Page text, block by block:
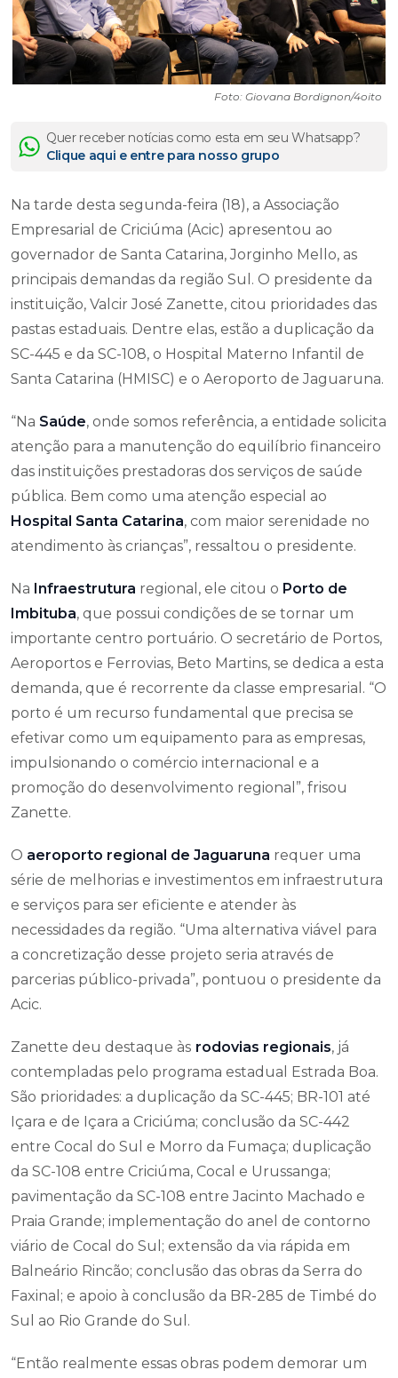
Foto: Giovana Bordignon/4oito
Quer receber notícias como esta em seu Whatsapp?
Clique aqui e entre para nosso grupo
Na tarde desta segunda-feira (18), a Associação
Empresarial de Criciúma (Acic) apresentou ao
governador de Santa Catarina, Jorginho Mello, as
principais demandas da região Sul. O presidente da
instituição, Valcir José Zanette, citou prioridades das
pastas estaduais. Dentre elas, estão a duplicação da
SC-445 e da SC-108, o Hospital Materno Infantil de
Santa Catarina (HMISC) e o Aeroporto de Jaguaruna.
“Na Saúde, onde somos referência, a entidade solicita
atenção para a manutenção do equilíbrio financeiro
das instituições prestadoras dos serviços de saúde
pública. Bem como uma atenção especial ao
Hospital Santa Catarina, com maior serenidade no
atendimento às crianças”, ressaltou o presidente.
Na Infraestrutura regional, ele citou o Porto de
Imbituba, que possui condições de se tornar um
importante centro portuário. O secretário de Portos,
Aeroportos e Ferrovias, Beto Martins, se dedica a esta
demanda, que é recorrente da classe empresarial. “O
porto é um recurso fundamental que precisa se
efetivar como um equipamento para as empresas,
impulsionando o comércio internacional e a
promoção do desenvolvimento regional”, frisou
Zanette.
O aeroporto regional de Jaguaruna requer uma
série de melhorias e investimentos em infraestrutura
e serviços para ser eficiente e atender às
necessidades da região. “Uma alternativa viável para
a concretização desse projeto seria através de
parcerias público-privada”, pontuou o presidente da
Acic.
Zanette deu destaque às rodovias regionais, já
contempladas pelo programa estadual Estrada Boa.
São prioridades: a duplicação da SC-445; BR-101 até
Içara e de Içara a Criciúma; conclusão da SC-442
entre Cocal do Sul e Morro da Fumaça; duplicação
da SC-108 entre Criciúma, Cocal e Urussanga;
pavimentação da SC-108 entre Jacinto Machado e
Praia Grande; implementação do anel de contorno
viário de Cocal do Sul; extensão da via rápida em
Balneário Rincão; conclusão das obras da Serra do
Faxinal; e apoio à conclusão da BR-285 de Timbé do
Sul ao Rio Grande do Sul.
“Então realmente essas obras podem demorar um